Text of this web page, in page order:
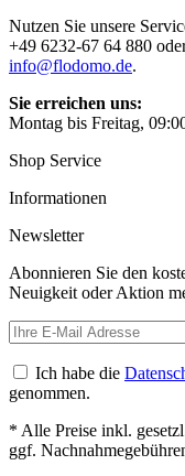
Nutzen Sie unsere
+49 6232-67 64 880
info@flodomo.de.
Sie erreichen uns:
Montag bis Freitag,
Shop Service
Informationen
Newsletter
Abonnieren Sie den
Neuigkeit oder Aktion
Ich habe die
genommen.
* Alle Preise inkl.
ggf.